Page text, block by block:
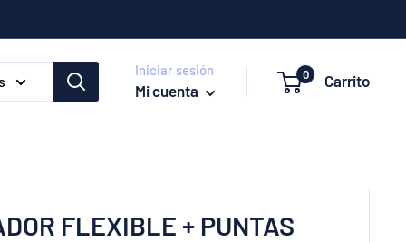
Iniciar sesión
Mi cuenta
0 Carrito
FLEXIBLE + PUNTAS